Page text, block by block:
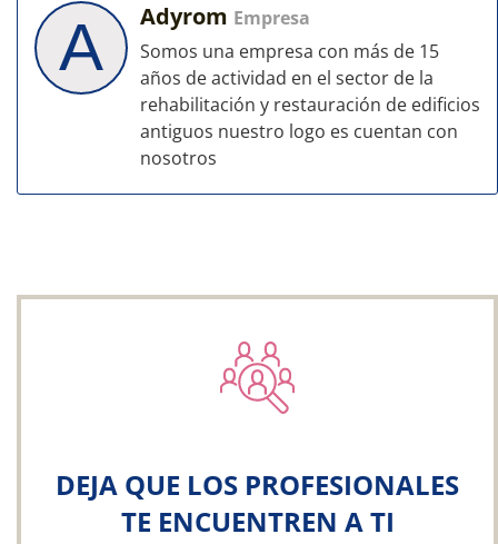
A Adyrom Empresa
Somos una empresa con más de 15
años de actividad en el sector de la
rehabilitación y restauración de edificios
antiguos nuestro logo es cuentan con
nosotros
DEJA QUE LOS PROFESIONALES
TE ENCUENTREN A TI